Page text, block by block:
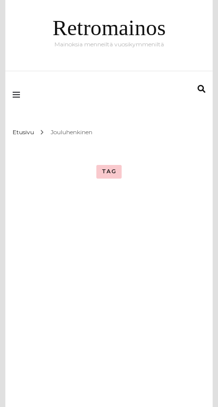
Retromainos
Mainoksia menneiltä vuosikymmeniltä
Etusivu Jouluhenkinen
TAG